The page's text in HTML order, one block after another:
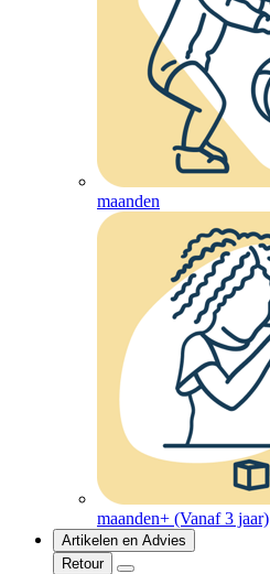
maanden
maanden+ (Vanaf 3 jaar)
Artikelen en Advies
Retour